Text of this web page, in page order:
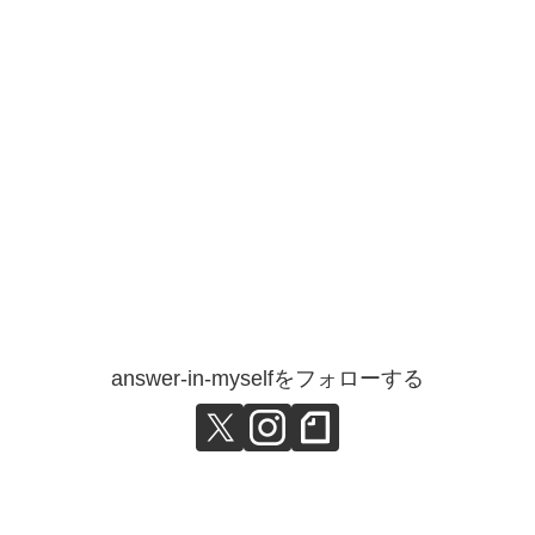
answer-in-myselfをフォローする